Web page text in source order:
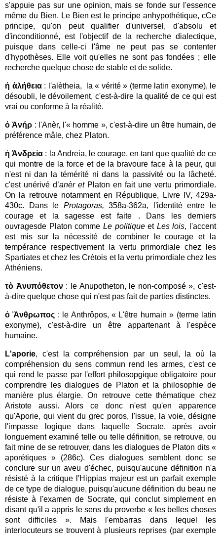
s'appuie pas sur une opinion, mais se fonde sur l'essence
même du Bien. Le Bien est le principe anhypothétique, cCe
principe, qu'on peut qualifier d'universel, d'absolu et
d'inconditionné, est l'objectif de la recherche dialectique,
puisque dans celle-ci l'âme ne peut pas se contenter
d'hypothèses. Elle voit qu'elles ne sont pas fondées ; elle
recherche quelque chose de stable et de solide.
ἡ ἀλήθεια: l'alètheia, la « vérité » (terme latin exonyme), le
désoubli, le dévoilement, c'est-à-dire la qualité de ce qui est
vrai ou conforme à la réalité.
ὁ Ἀνήρ : l'Anèr, l'« homme », c'est-à-dire un être humain, de
préférence mâle, chez Platon.
ἡ Ἀνδρεία : la Andreia, le courage, en tant que qualité de ce
qui montre de la force et de la bravoure face à la peur, qui
n'est ni dan la témérité ni dans la passivité ou la lâcheté.
c'est unérivé d’anèr et Platon en fait une vertu primordiale.
On la retrouve notamment en République, Livre IV, 429a-
430c. Dans le Protagoras,358a-362a,
l'identité entre le
courage et la sagesse est faite . Dans les derniers
ouvragesde Platon comme Le politiqueet Les lois, l'accent
est mis sur la nécessité de combiner le courage et la
tempérance respectivement la vertu primordiale chez les
Spartiates et chez les Crétois et la vertu primordiale chez les
Athéniens.
τὸ Ἀνυπόθετον: le Anupotheton, le non-composé », c'est-
à-dire quelque chose qui n'est pas fait de parties distinctes.
ὁ Ἄνθρωπος : le Anthrôpos, « L'être humain » (terme latin
exonyme), c'est-à-dire un être appartenant à l'espèce
humaine.
L'aporie, c'est la compréhension par un seul, la où la
compréhension du sens commun rend les armes, c'est ce
qui rend le passe par l'effort philosopgique obligatoire pour
comprendre les dialogues de Platon et la philosophie de
manière plus élargie. On retrouve cette thématique chez
Aristote aussi. Alors ce donc n'est qu'en apparence
qu'Aporie, qui vient du grec poros, l'issue, la voie, désigne
l'impasse logique dans laquelle Socrate, après avoir
longuement examiné telle ou telle définition, se retrouve, ou
fait mine de se retrouver, dans les dialogues de Platon dits «
aporétiques » (286c). Ces dialogues semblent donc se
conclure sur un aveu d'échec, puisqu'aucune définition n'a
résisté à la critique l'Hippias majeur est un parfait exemple
de ce type de dialogue, puisqu'aucune définition du beau ne
résiste à l'examen de Socrate, qui conclut simplement en
disant qu'il a appris le sens du proverbe « les belles choses
sont difficiles ». Mais l'embarras dans lequel les
interlocuteurs se trouvent à plusieurs reprises (par exemple